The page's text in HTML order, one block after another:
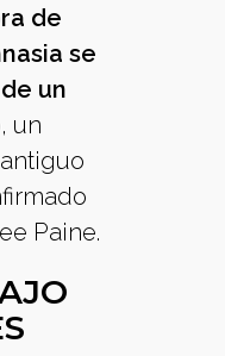
de
se
un
un
Paine.